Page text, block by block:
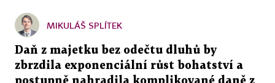
MIKULÁŠ SPLÍTEK
Daň z majetku bez odečtu dluhů by
zbrzdila exponenciální růst bohatství a
postupně nahradila komplikované daně z